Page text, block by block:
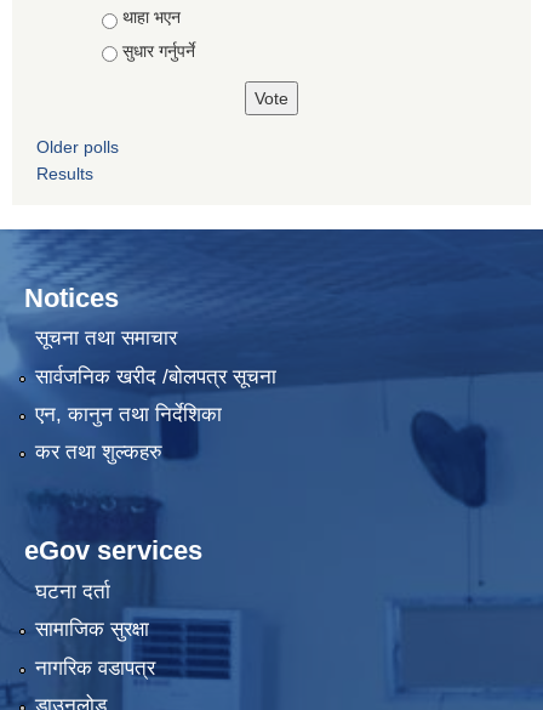
थाहा भएन
सुधार गर्नुपर्ने
Older polls
Results
Notices
सूचना तथा समाचार
सार्वजनिक खरीद /बोलपत्र सूचना
एन, कानुन तथा निर्देशिका
कर तथा शुल्कहरु
eGov services
घटना दर्ता
सामाजिक सुरक्षा
नागरिक वडापत्र